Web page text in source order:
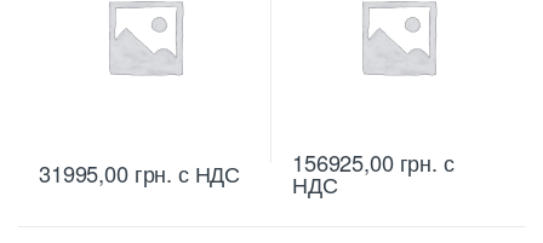
31995,00 грн. с НДС 156925,00 грн. с
НДС